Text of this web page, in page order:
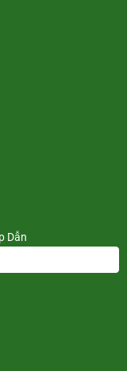
Dẫn